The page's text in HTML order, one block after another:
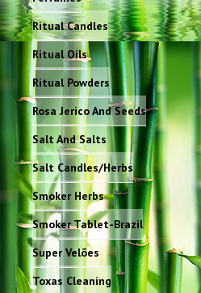
Ritual Candles
Ritual Oils
Ritual Powders
Rosa Jerico And Seeds
Salt And Salts
Salt Candles/Herbs
Smoker Herbs
Smoker Tablet-Brazil
Super Velões
Toxas Cleaning